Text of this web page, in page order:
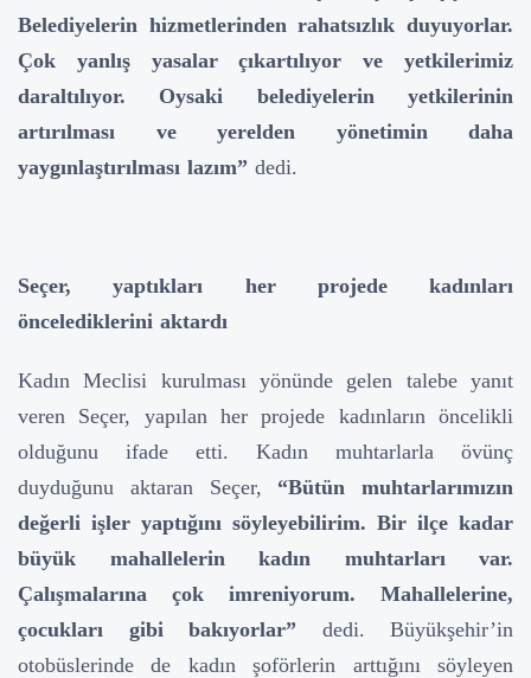
Belediyelerin hizmetlerinden rahatsızlık duyuyorlar.
Çok yanlış yasalar çıkartılıyor ve yetkilerimiz
daraltılıyor. Oysaki belediyelerin yetkilerinin
artırılması ve yerelden yönetimin daha
yaygınlaştırılması lazım” dedi.
Seçer, yaptıkları her projede kadınları
öncelediklerini aktardı
Kadın Meclisi kurulması yönünde gelen talebe yanıt
veren Seçer, yapılan her projede kadınların öncelikli
olduğunu ifade etti. Kadın muhtarlarla övünç
duyduğunu aktaran Seçer, “Bütün muhtarlarımızın
değerli işler yaptığını söyleyebilirim. Bir ilçe kadar
büyük mahallelerin kadın muhtarları var.
Çalışmalarına çok imreniyorum. Mahallelerine,
çocukları gibi bakıyorlar” dedi. Büyükşehir’in
otobüslerinde de kadın şoförlerin arttığını söyleyen